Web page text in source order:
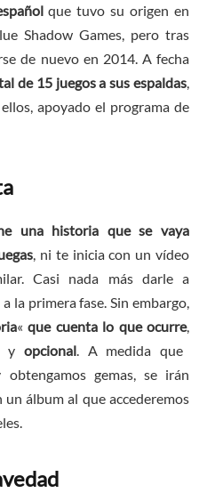
que tuvo su origen en
Shadow Games, pero tras
de nuevo en 2014. A fecha
de 15 juegos a sus espaldas,
apoyado el programa de
una historia que se vaya
, ni te inicia con un vídeo
Casi nada más darle a
la primera fase. Sin embargo,
« que cuenta lo que ocurre,
y opcional. A medida que
gemas, se irán
álbum al que accederemos